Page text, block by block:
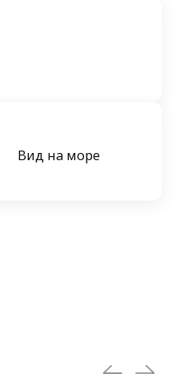
Вид на море